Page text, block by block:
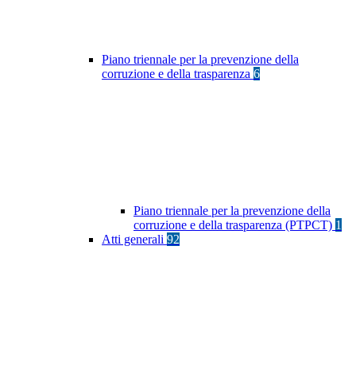
Piano triennale per la prevenzione della
corruzione e della trasparenza 6
Piano triennale per la prevenzione della
corruzione e della trasparenza (PTPCT) 1
Atti generali 92